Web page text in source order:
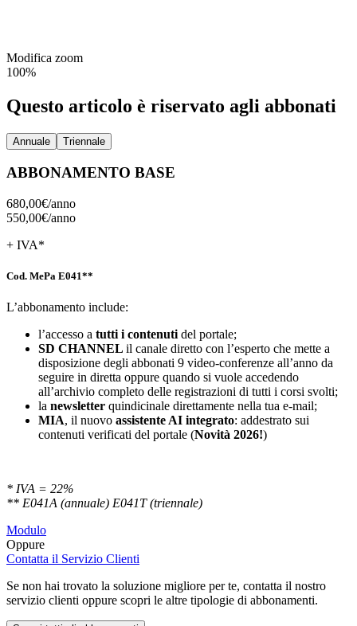
Modifica zoom
100%
Questo articolo è riservato agli abbonati
Annuale Triennale
ABBONAMENTO BASE
680,00€/anno
550,00€/anno
+ IVA*
Cod. MePa E041**
L’abbonamento include:
l’accesso a tutti i contenutidel portale;
SD CHANNEL il canale diretto con l’esperto che mette a
disposizione degli abbonati 9 video-conferenze all’anno da
seguire in diretta oppure quando si vuole accedendo
all’archivio completo delle registrazioni di tutti i corsi svolti;
la newsletter quindicinale direttamente nella tua e-mail;
MIA, il nuovo assistente AI integrato: addestrato sui
contenuti verificati del portale (Novità 2026!)
* IVA = 22%
** E041A (annuale) E041T (triennale)
Modulo
Oppure
Contatta il Servizio Clienti
Se non hai trovato la soluzione migliore per te, contatta il nostro
servizio clienti oppure scopri le altre tipologie di abbonamenti.